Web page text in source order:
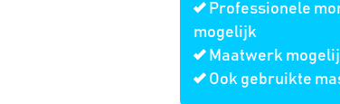
Professionele
mogelijk
Maatwerk
Ook gebruikte